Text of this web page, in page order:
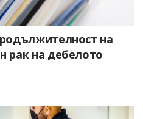
на
рак на дебелото